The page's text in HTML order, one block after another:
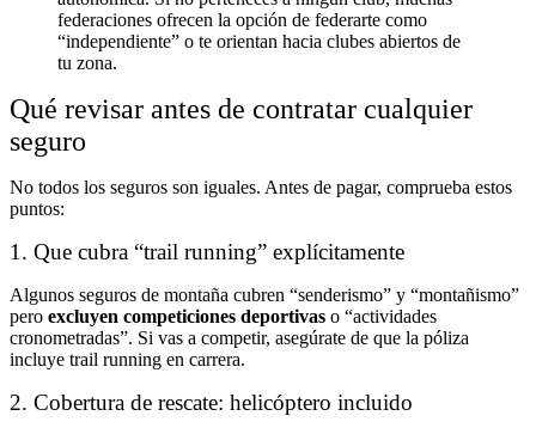
federaciones ofrecen la opción de federarte como
“independiente” o te orientan hacia clubes abiertos de
tu zona.
Qué revisar antes de contratar cualquier
seguro
No todos los seguros son iguales. Antes de pagar, comprueba estos
puntos:
1. Que cubra “trail running” explícitamente
Algunos seguros de montaña cubren “senderismo” y “montañismo”
pero excluyen competiciones deportivas o “actividades
cronometradas”. Si vas a competir, asegúrate de que la póliza
incluye trail running en carrera.
2. Cobertura de rescate: helicóptero incluido